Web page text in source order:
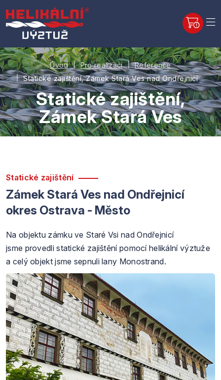
Úvod Pro realizaci
Reference
Statické zajištění, Zámek Stará Ves nad Ondřejnicí
Statické zajištění,
Zámek Stará Ves
Statické zajištění
Zámek Stará Ves nad Ondřejnicí
okres Ostrava - Město
Na objektu zámku ve Staré Vsi nad Ondřejnicí
jsme provedli statické zajištění pomocí helikální výztuže
a celý objekt jsme sepnuli lany Monostrand.